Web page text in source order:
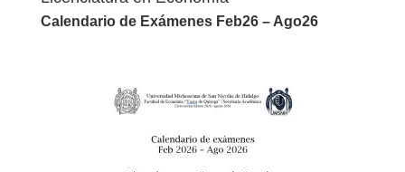
Calendario de Exámenes Feb26 – Ago26